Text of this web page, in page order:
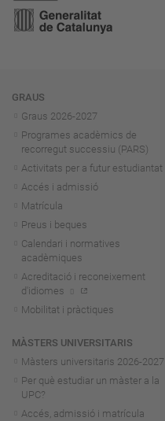
Navegació
GRAUS
Graus 2026-2027
Programes acadèmics de
recorregut successiu (PARS)
Activitats per a futur estudiantat
Accés i admissió
Matrícula
Preus i beques
Calendari i normatives
acadèmiques
Acreditació i reconeixement
d'idiomes
Mobilitat i pràctiques
MÀSTERS UNIVERSITARIS
Màsters universitaris 2026-2027
Per què estudiar un màster a la
UPC?
Accés, admissió i matrícula